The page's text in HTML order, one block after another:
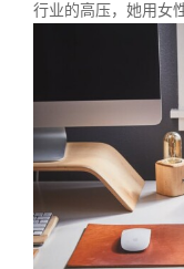
行业的高压，她用女